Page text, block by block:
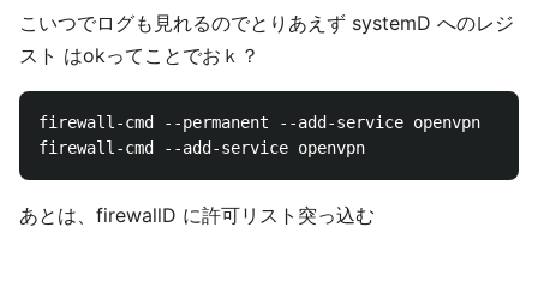
こいつでログも見れるのでとりあえず systemD へのレジ
スト はokってことでおｋ？
firewall-cmd --permanent --add-service openvpn
あとは、firewallD に許可リスト突っ込む